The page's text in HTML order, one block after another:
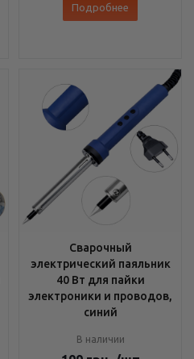
Подробнее
Сварочный
электрический паяльник
40 Вт для пайки
электроники и проводов,
синий
В наличии